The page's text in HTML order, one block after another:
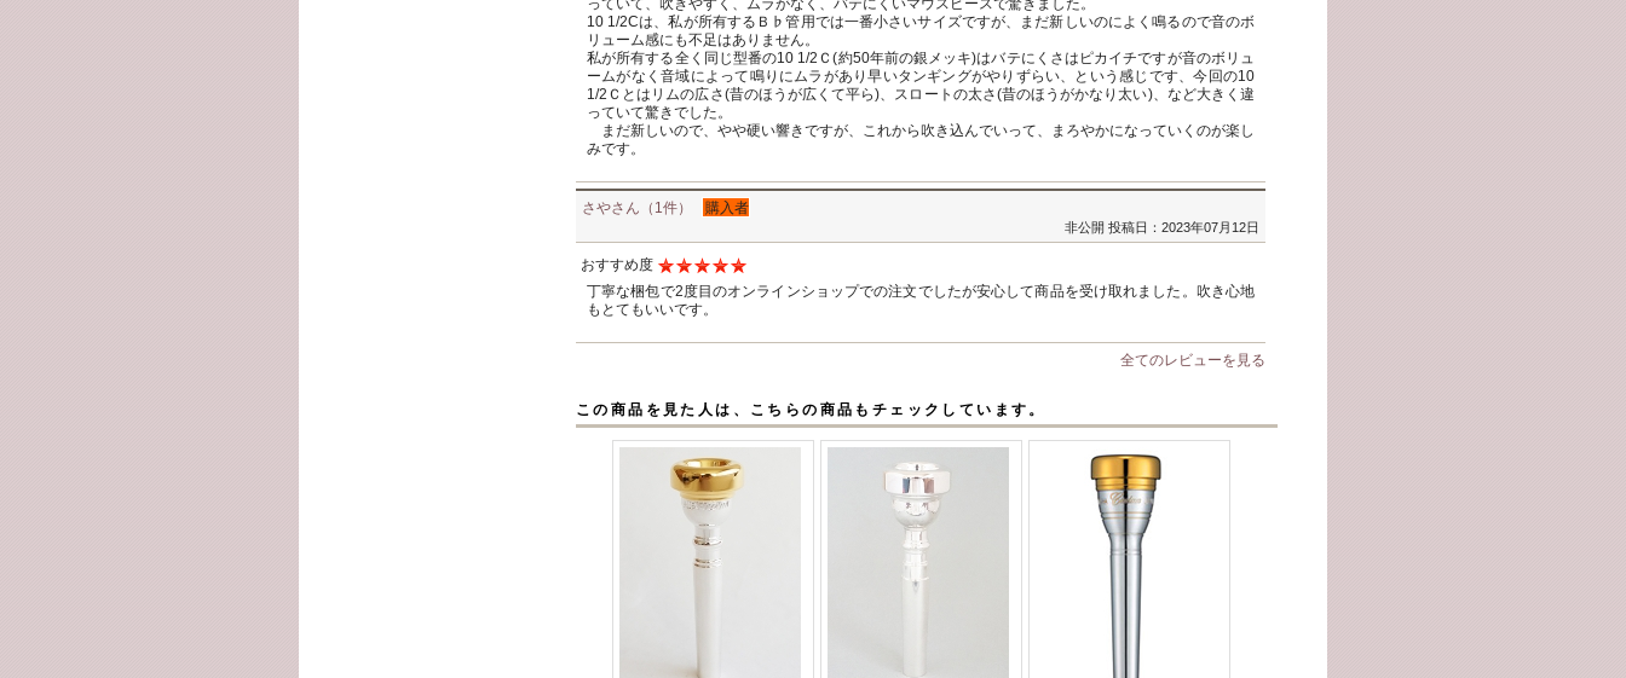
10 1/2Cは、私が所有するＢ♭管用では一番小さいサイズですが、まだ新しいのによく鳴るので音のボ
リューム感にも不足はありません。
私が所有する全く同じ型番の10 1/2Ｃ(約50年前の銀メッキ)はバテにくさはピカイチですが音のボリュ
ームがなく音域によって鳴りにムラがあり早いタンギングがやりずらい、という感じです、今回の10
1/2Ｃとはリムの広さ(昔のほうが広くて平ら)、スロートの太さ(昔のほうがかなり太い)、など大きく違
っていて驚きでした。
まだ新しいので、やや硬い響きですが、これから吹き込んでいって、まろやかになっていくのが楽し
みです。
さやさん（1件） 購入者
非公開 投稿日：2023年07月12日
おすすめ度
丁寧な梱包で2度目のオンラインショップでの注文でしたが安心して商品を受け取れました。吹き心地
もとてもいいです。
全てのレビューを見る
この商品を見た人は、こちらの商品もチェックしています。